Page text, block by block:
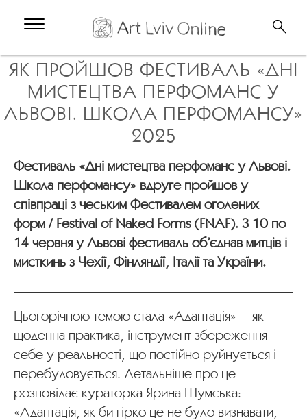
ЯК ПРОЙШОВ ФЕСТИВАЛЬ «ДНІ
МИСТЕЦТВА ПЕРФОМАНС У
ЛЬВОВІ. ШКОЛА ПЕРФОМАНСУ»
2025
Фестиваль «Дні мистецтва перфоманс у Львові.
Школа перфомансу» вдруге пройшов у
співпраці з чеським Фестивалем оголених
форм / Festival of Naked Forms (FNAF). З 10 по
14 червня у Львові фестиваль об’єднав митців і
мисткинь з Чехії, Фінляндії, Італії та України.
Цьогорічною темою стала «Адаптація» — як
щоденна практика, інструмент збереження
себе у реальності, що постійно руйнується і
перебудовується. Детальніше про це
розповідає кураторка Ярина Шумська:
«Адаптація, як би гірко це не було визнавати,